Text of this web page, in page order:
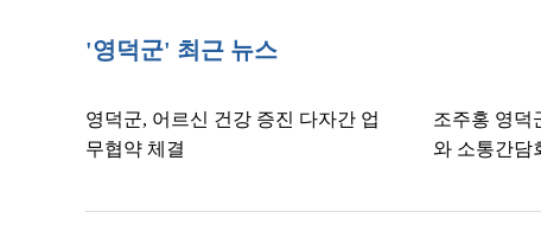
'영덕군' 최근 뉴스
영덕군, 어르신 건강 증진 다자간 업
무협약 체결
조주홍 영덕
와 소통간담